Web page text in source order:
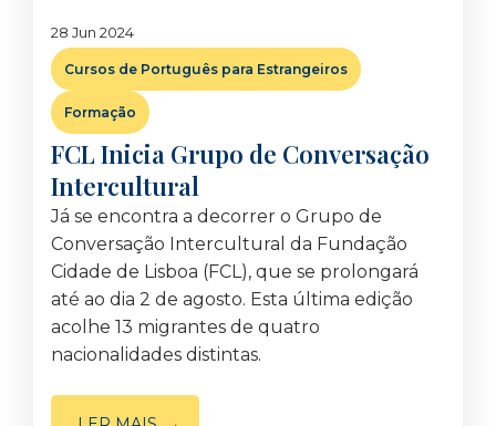
28 Jun 2024
Cursos de Português para Estrangeiros
Formação
FCL Inicia Grupo de Conversação
Intercultural
Já se encontra a decorrer o Grupo de
Conversação Intercultural da Fundação
Cidade de Lisboa (FCL), que se prolongará
até ao dia 2 de agosto. Esta última edição
acolhe 13 migrantes de quatro
nacionalidades distintas.